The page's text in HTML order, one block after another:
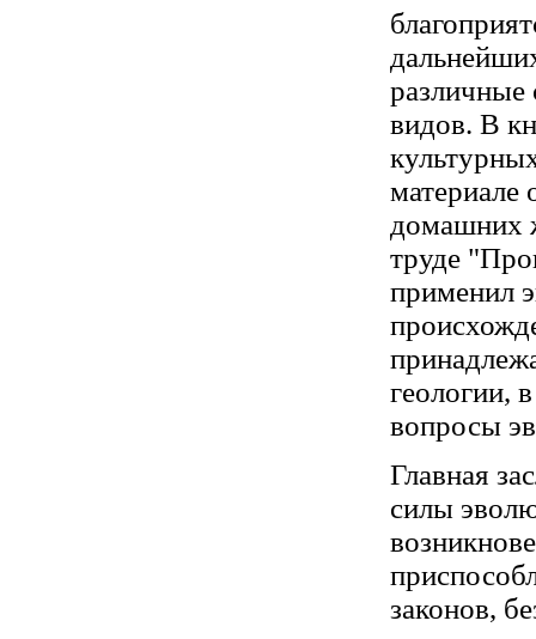
видов. В
материале
домашних
труде
применил
геологии,
вопросы
Главная
силы
законов,